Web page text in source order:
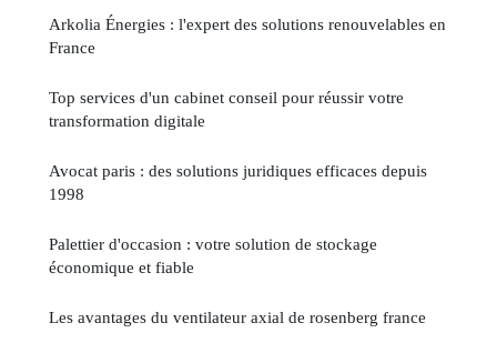
Arkolia Énergies : l'expert des solutions renouvelables en
France
Top services d'un cabinet conseil pour réussir votre
transformation digitale
Avocat paris : des solutions juridiques efficaces depuis
1998
Palettier d'occasion : votre solution de stockage
économique et fiable
Les avantages du ventilateur axial de rosenberg france